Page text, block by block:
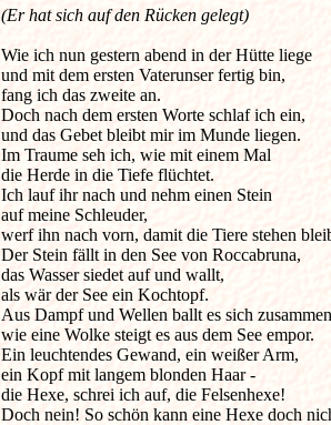
(Er hat sich auf den Rücken gelegt)
Wie ich nun gestern abend in der Hütte liege
und mit dem ersten Vaterunser fertig bin,
fang ich das zweite an.
Doch nach dem ersten Worte schlaf ich ein,
und das Gebet bleibt mir im Munde liegen.
Im Traume seh ich, wie mit einem Mal
die Herde in die Tiefe flüchtet.
Ich lauf ihr nach und nehm einen Stein
auf meine Schleuder,
werf ihn nach vorn, damit die Tiere stehen
Der Stein fällt in den See von Roccabruna,
das Wasser siedet auf und wallt,
als wär der See ein Kochtopf.
Aus Dampf und Wellen ballt es sich
wie eine Wolke steigt es aus dem See empor.
Ein leuchtendes Gewand, ein weißer Arm,
ein Kopf mit langem blonden Haar -
die Hexe, schrei ich auf, die Felsenhexe!
Doch nein! So schön kann eine Hexe doch